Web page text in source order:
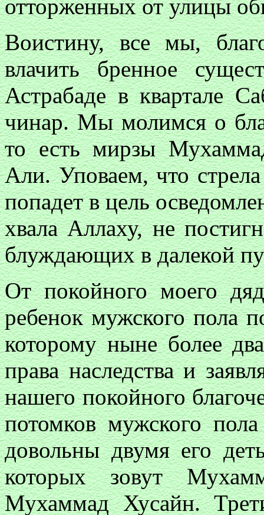
отторженных от улицы
Воистину, все мы,
влачить бренное
Астрабаде в квартале
чинар. Мы молимся о
то есть мирзы
Али. Уповаем, что
попадет в цель
хвала Аллаху, не
блуждающих в далекой
От покойного моего
ребенок мужского пола
которому ныне более
права наследства и
нашего покойного
потомков мужского
довольны двумя его
которых зовут
Мухаммад Хусайн.